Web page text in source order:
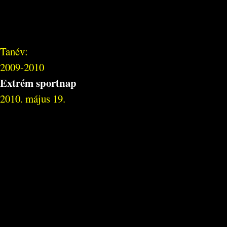
Tanév:
2009-2010
Extrém sportnap
2010. május 19.